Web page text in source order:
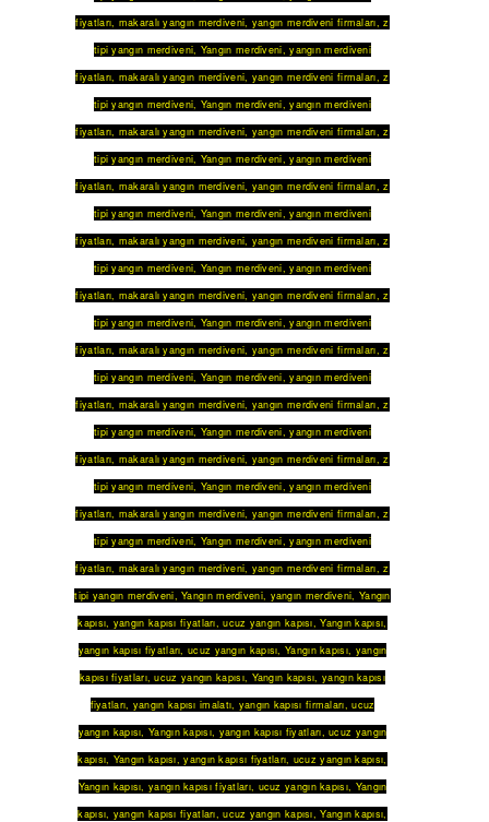
fiyatları, makaralı yangın merdiveni, yangın merdiveni firmaları,z
tipi yangın merdiveni, Yangın merdiveni,yangın merdiveni
fiyatları, makaralı yangın merdiveni, yangın merdiveni firmaları,z
tipi yangın merdiveni, Yangın merdiveni,yangın merdiveni
fiyatları, makaralı yangın merdiveni, yangın merdiveni firmaları,z
tipi yangın merdiveni, Yangın merdiveni,yangın merdiveni
fiyatları, makaralı yangın merdiveni, yangın merdiveni firmaları,z
tipi yangın merdiveni, Yangın merdiveni,yangın merdiveni
fiyatları, makaralı yangın merdiveni, yangın merdiveni firmaları,z
tipi yangın merdiveni, Yangın merdiveni,yangın merdiveni
fiyatları, makaralı yangın merdiveni, yangın merdiveni firmaları,z
tipi yangın merdiveni, Yangın merdiveni,yangın merdiveni
fiyatları, makaralı yangın merdiveni, yangın merdiveni firmaları,z
tipi yangın merdiveni, Yangın merdiveni,yangın merdiveni
fiyatları, makaralı yangın merdiveni, yangın merdiveni firmaları,z
tipi yangın merdiveni, Yangın merdiveni,yangın merdiveni
fiyatları, makaralı yangın merdiveni, yangın merdiveni firmaları,z
tipi yangın merdiveni, Yangın merdiveni,yangın merdiveni
fiyatları, makaralı yangın merdiveni, yangın merdiveni firmaları,z
tipi yangın merdiveni, Yangın merdiveni,yangın merdiveni
fiyatları, makaralı yangın merdiveni, yangın merdiveni firmaları,z
tipi yangın merdiveni,Yangın merdiveni, yangın merdiveni, Yangın
kapısı, yangın kapısı fiyatları,ucuz yangın kapısı,Yangın kapısı,
yangın kapısı fiyatları,ucuz yangın kapısı,Yangın kapısı, yangın
kapısı fiyatları,ucuz yangın kapısı, Yangın kapısı,yangın kapısı
fiyatları, yangın kapısı imalatı, yangın kapısı firmaları,ucuz
yangın kapısı,Yangın kapısı, yangın kapısı fiyatları,ucuz yangın
kapısı, Yangın kapısı,yangın kapısı fiyatları, ucuz yangın kapısı,
Yangın kapısı,yangın kapısı fiyatları, ucuz yangın kapısı, Yangın
kapısı, yangın kapısı fiyatları,ucuz yangın kapısı,Yangın kapısı,